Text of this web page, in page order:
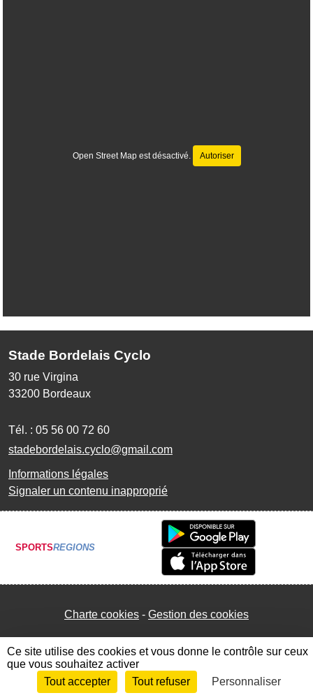
Open Street Map est désactivé. Autoriser
Stade Bordelais Cyclo
30 rue Virgina
33200 Bordeaux
Tél. : 05 56 00 72 60
stadebordelais.cyclo@gmail.com
Informations légales
Signaler un contenu inapproprié
SPORTSREGIONS
Charte cookies Gestion des cookies
Envie de participer ? Connexion
Ce site utilise des cookies et vous donne le contrôle sur ceux
que vous souhaitez activer
Tout accepter
Tout refuser Personnaliser